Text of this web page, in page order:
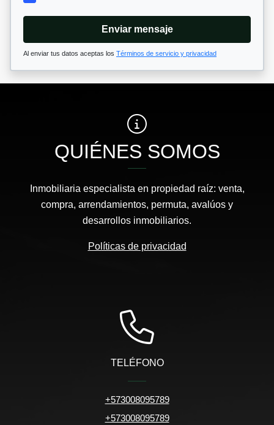
Enviar mensaje
Al enviar tus datos aceptas los Términos de servicio y privacidad
QUIÉNES SOMOS
Inmobiliaria especialista en propiedad raíz: venta,
compra, arrendamientos, permuta, avalúos y
desarrollos inmobiliarios.
Políticas de privacidad
TELÉFONO
+573008095789
+573008095789